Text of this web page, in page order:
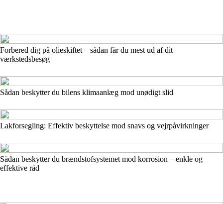
Forbered dig på olieskiftet – sådan får du mest ud af dit
værkstedsbesøg
Sådan beskytter du bilens klimaanlæg mod unødigt slid
Lakforsegling: Effektiv beskyttelse mod snavs og vejrpåvirkninger
Sådan beskytter du brændstofsystemet mod korrosion – enkle og
effektive råd